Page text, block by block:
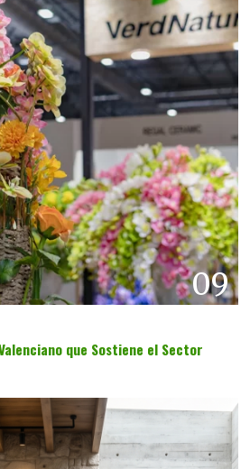
09
que Sostiene el Sector